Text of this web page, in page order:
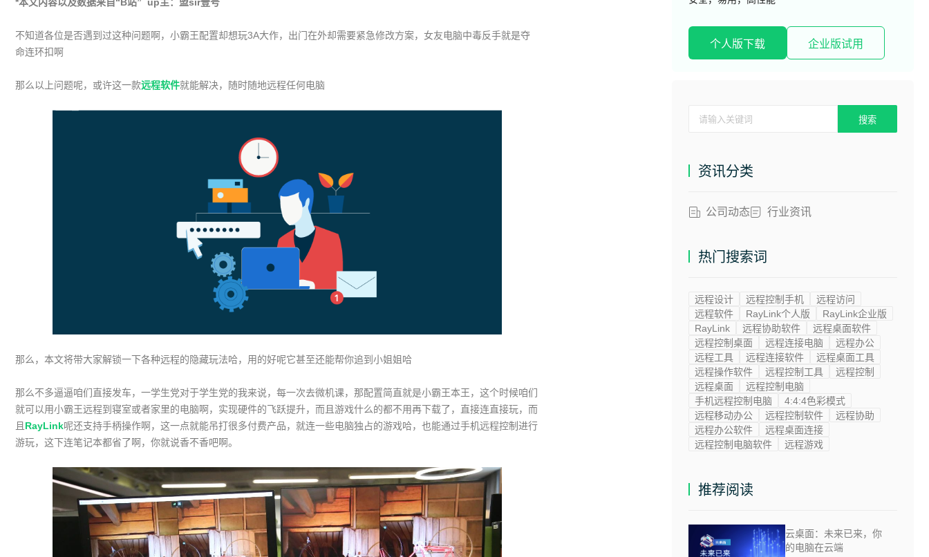
不知道各位是否遇到过这种问题啊，小霸王配置却想玩3A大作，出门在外却需要紧急修改方案，女友电脑中毒反手就是夺
命连环扣啊
那么以上问题呢，或许这一款远程软件就能解决，随时随地远程任何电脑
那么，本文将带大家解锁一下各种远程的隐藏玩法哈，用的好呢它甚至还能帮你追到小姐姐哈
那么不多逼逼咱们直接发车，一学生党对于学生党的我来说，每一次去微机课，那配置简直就是小霸王本王，这个时候咱们
就可以用小霸王远程到寝室或者家里的电脑啊，实现硬件的飞跃提升，而且游戏什么的都不用再下载了，直接连直接玩，而
且 RayLink呢还支持手柄操作啊，这一点就能吊打很多付费产品，就连一些电脑独占的游戏哈，也能通过手机远程控制进行
游玩，这下连笔记本都省了啊，你就说香不香吧啊。
个人版下载 企业版试用
搜索
资讯分类
公司动态 行业资讯
热门搜索词
远程设计 远程控制手机
远程访问
远程软件
RayLink个人版
RayLink企业版
RayLink
远程协助软件
远程桌面软件
远程控制桌面
远程连接电脑
远程办公
远程工具
远程连接软件
远程桌面工具
远程操作软件
远程控制工具
远程控制
远程桌面
远程控制电脑
手机远程控制电脑
4:4:4色彩模式
远程移动办公
远程控制软件
远程协助
远程办公软件
远程桌面连接
远程控制电脑软件
远程游戏
推荐阅读
云桌面：未来已来，你
的电脑在云端